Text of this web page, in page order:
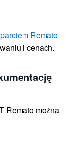
Remato
i cenach.
Remato można